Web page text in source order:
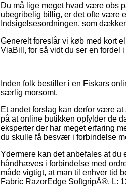
Du må lige meget hvad være obs
ubegribelig billig, er det ofte være
Indsigelsesordningen, som
Generelt foreslår vi køb med kort
ViaBill, for så vidt du ser en fordel
Inden folk bestiller i en Fiskars
særlig morsomt.
Et andet forslag kan derfor være
på at online butikken opfylder de
eksperter der har meget erfaring
du skulle få besvær i forbindelse
Ydermere kan det anbefales at
håndhæves i forbindelse med
måde vigtigt, at man til enhver tid
Fabric RazorEdge SoftgripÂ®, L: